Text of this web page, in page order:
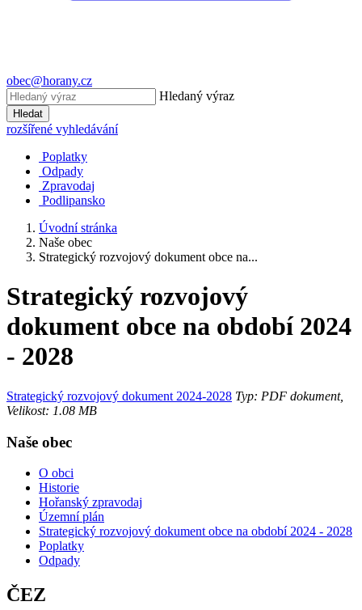
obec@horany.cz
Hledaný výraz
Hledat
rozšířené vyhledávání
Poplatky
Odpady
Zpravodaj
Podlipansko
Úvodní stránka
Naše obec
Strategický rozvojový dokument obce na...
Strategický rozvojový
dokument obce na období 2024
- 2028
Strategický rozvojový dokument 2024-2028 Typ: PDF dokument,
Velikost: 1.08 MB
Naše obec
O obci
Historie
Hořanský zpravodaj
Územní plán
Strategický rozvojový dokument obce na období 2024 - 2028
Poplatky
Odpady
ČEZ